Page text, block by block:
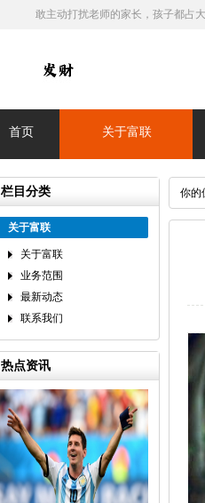
敢主动打扰老师的家长，孩子都占
首页 关于富联
栏目分类
关于富联
关于富联
业务范围
最新动态
联系我们
热点资讯
你的